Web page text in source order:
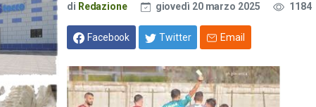
di Redazione giovedì 20 marzo 2025 1184
Facebook Twitter Email